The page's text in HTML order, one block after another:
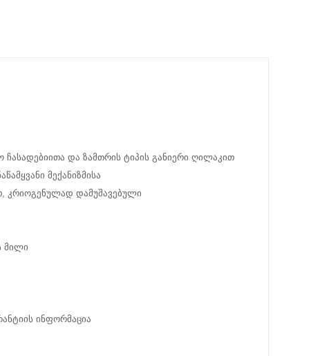
ჩასადებიითა და ზამთრის ტიპის განიერი ღილაკით
მექანიზმისა
კრიოგენულად დამუშავებული
მილი
ინფორმაცია